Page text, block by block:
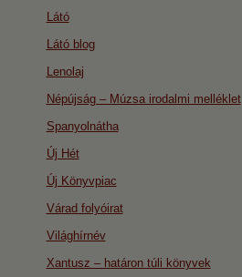
Látó
Látó blog
Lenolaj
Népújság – Múzsa irodalmi melléklet
Spanyolnátha
Új Hét
Új Könyvpiac
Várad folyóirat
Világhírnév
Xantusz – határon túli könyvek